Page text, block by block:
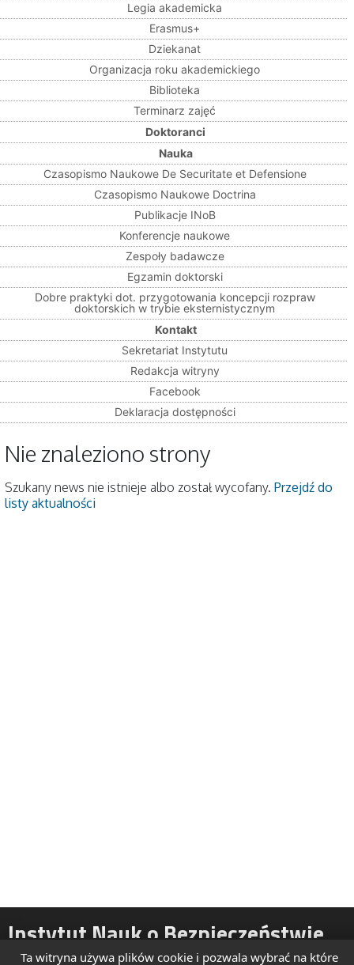
Ta witryna używa plików cookie i pozwala wybrać na które
Legia akademicka
Erasmus+
Dziekanat
Organizacja roku akademickiego
Biblioteka
Terminarz zajęć
Doktoranci
Nauka
Czasopismo Naukowe De Securitate et Defensione
Czasopismo Naukowe Doctrina
Publikacje INoB
Konferencje naukowe
Zespoły badawcze
Egzamin doktorski
Dobre praktyki dot. przygotowania koncepcji rozpraw
doktorskich w trybie eksternistycznym
Kontakt
Sekretariat Instytutu
Redakcja witryny
Facebook
Deklaracja dostępności
Nie znaleziono strony
Szukany news nie istnieje albo został wycofany. Przejdź do
listy aktualności
Instytut Nauk o Bezpieczeństwie
ul. Żytnia 39